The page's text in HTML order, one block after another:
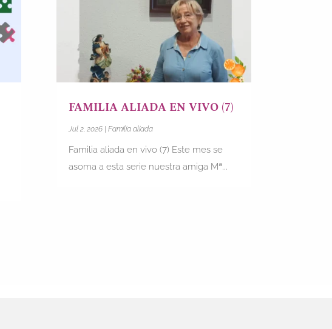
FAMILIA ALIADA EN VIVO (7)
Jul 2, 2026| Familia aliada
Familia aliada en vivo (7) Este mes se
asoma a esta serie nuestra amiga Mª...